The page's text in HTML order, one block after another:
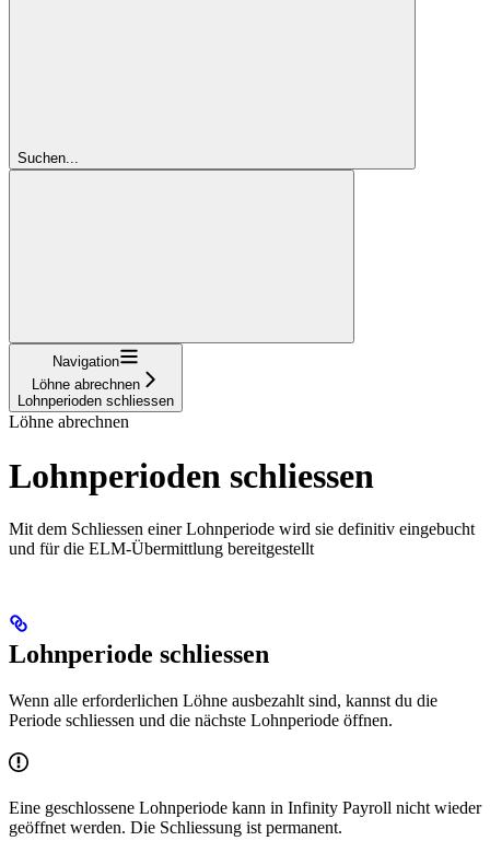
Suchen...
Navigation
Löhne abrechnen
Lohnperioden schliessen
Löhne abrechnen
Lohnperioden schliessen
Mit dem Schliessen einer Lohnperiode wird sie definitiv eingebucht
und für die ELM-Übermittlung bereitgestellt
Lohnperiode schliessen
Wenn alle erforderlichen Löhne ausbezahlt sind, kannst du die
Periode schliessen und die nächste Lohnperiode öffnen.
Eine geschlossene Lohnperiode kann in Infinity Payroll nicht wieder
geöffnet werden. Die Schliessung ist permanent.